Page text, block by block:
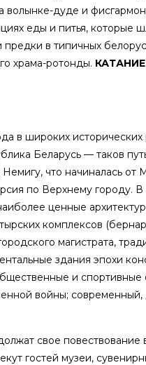
дуде и
еды и питья, которые
в типичных
храма-ротонды.
в широких
Беларусь — таков
что начиналась от
по Верхнему городу.
ценные
комплексов
магистрата,
здания эпохи
и
войны;
свое
гостей музеи,